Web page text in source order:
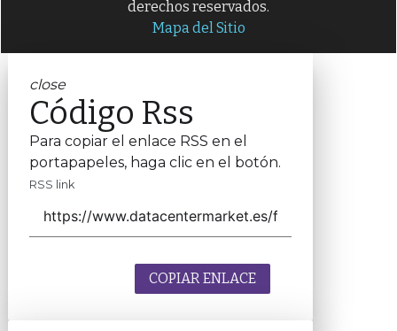
derechos reservados.
Mapa del Sitio
close
Código Rss
Para copiar el enlace RSS en el
portapapeles, haga clic en el botón.
RSS link
COPIAR ENLACE